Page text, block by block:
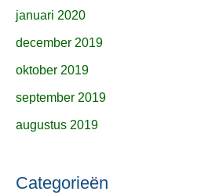
januari 2020
december 2019
oktober 2019
september 2019
augustus 2019
Categorieën